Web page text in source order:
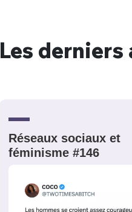
Les
Réseaux sociaux et
féminisme #146